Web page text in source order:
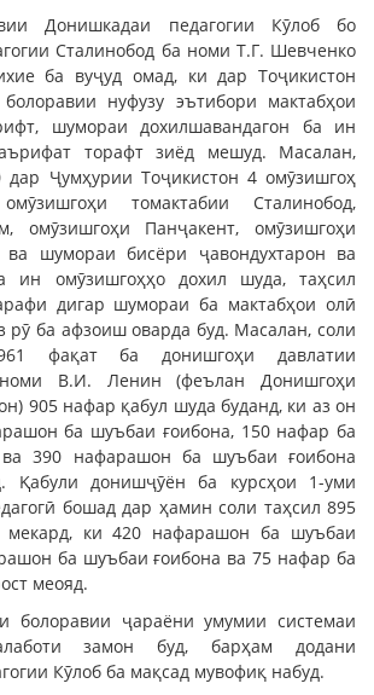
Донишкадаи педагогии Кӯлоб бо
Сталинобод ба номи Т.Г. Шевченко
ба вуҷуд омад, ки дар Тоҷикистон
нуфузу эътибори мактабҳои
шумораи дохилшавандагон ба ин
торафт зиёд мешуд. Масалан,
дар Ҷумҳурии Тоҷикистон 4 омӯзишгоҳ
томактабии Сталинобод,
омӯзишгоҳи Панҷакент, омӯзишгоҳи
ва шумораи бисёри ҷавондухтарон ва
ин омӯзишгоҳҳо дохил шуда, таҳсил
дигар шумораи ба мактабҳои олӣ
рӯ ба афзоиш оварда буд. Масалан, соли
фақат ба донишгоҳи давлатии
В.И. Ленин (феълан Донишгоҳи
905 нафар қабул шуда буданд, ки аз он
ба шуъбаи ғоибона, 150 нафар ба
390 нафарашон ба шуъбаи ғоибона
Қабули донишҷӯён ба курсҳои 1-уми
бошад дар ҳамин соли таҳсил 895
мекард, ки 420 нафарашон ба шуъбаи
ба шуъбаи ғоибона ва 75 нафар ба
меояд.
болоравии ҷараёни умумии системаи
замон буд, барҳам додани
Кӯлоб ба мақсад мувофиқ набуд.